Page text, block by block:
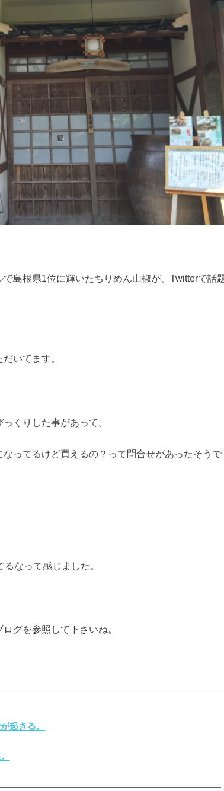
島根県1位に輝いたちりめん山椒が、Twitterで話
いてます。
くりした事があって。
ってるけど買えるの？って問合せがあったそうで
なって感じました。
グを参照して下さいね。
起きる。